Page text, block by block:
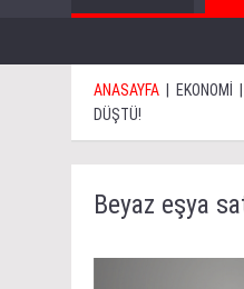
ANASAYFA | EKONOMİ |
DÜŞTÜ!
Beyaz eşya